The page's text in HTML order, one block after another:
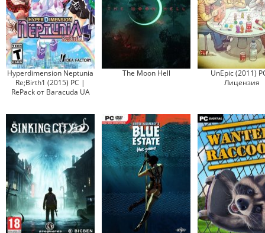
Hyperdimension Neptunia
Re;Birth1 (2015) PC |
RePack от Baracuda UA
The Moon Hell
UnEpic (2011)
Лицензия